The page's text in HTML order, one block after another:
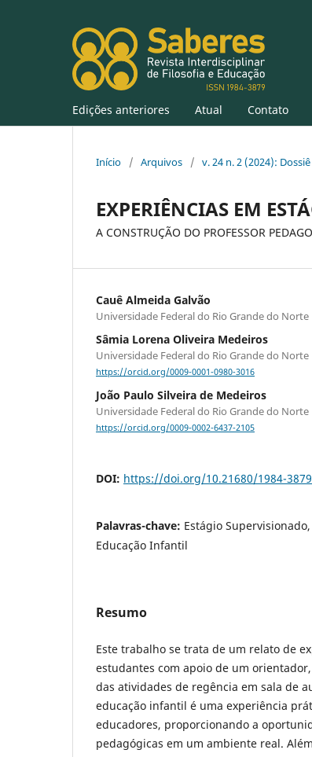
Edições anteriores Atual Contato
Início / Arquivos / v. 24 n. 2 (2024):
EXPERIÊNCIAS EM
A CONSTRUÇÃO DO PROFESSOR
Cauê Almeida Galvão
Universidade Federal do Rio Grande do Norte
Sâmia Lorena Oliveira Medeiros
Universidade Federal do Rio Grande do Norte
https://orcid.org/0009-0001-0980-3016
João Paulo Silveira de Medeiros
Universidade Federal do Rio Grande do Norte
https://orcid.org/0009-0002-6437-2105
DOI: https://doi.org/10.21680/1984-
Palavras-chave: Estágio
Educação Infantil
Resumo
Este trabalho se trata de um relato de
estudantes com apoio de um
das atividades de regência em sala de
educação infantil é uma experiência
educadores, proporcionando a
pedagógicas em um ambiente real.